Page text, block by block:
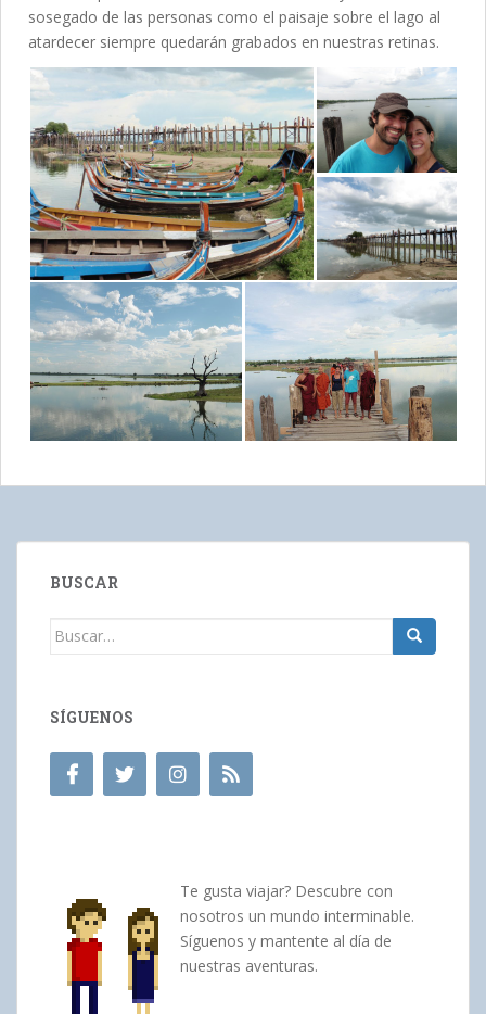
sosegado de las personas como el paisaje sobre el lago al
atardecer siempre quedarán grabados en nuestras retinas.
BUSCAR
Buscar:
SÍGUENOS
Te gusta viajar? Descubre con
nosotros un mundo interminable.
Síguenos y mantente al día de
nuestras aventuras.